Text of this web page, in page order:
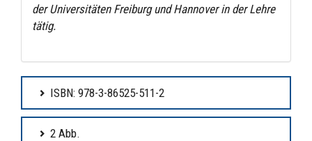
der Universitäten Freiburg und Hannover in der Lehre
tätig.
ISBN: 978-3-86525-511-2
2 Abb.